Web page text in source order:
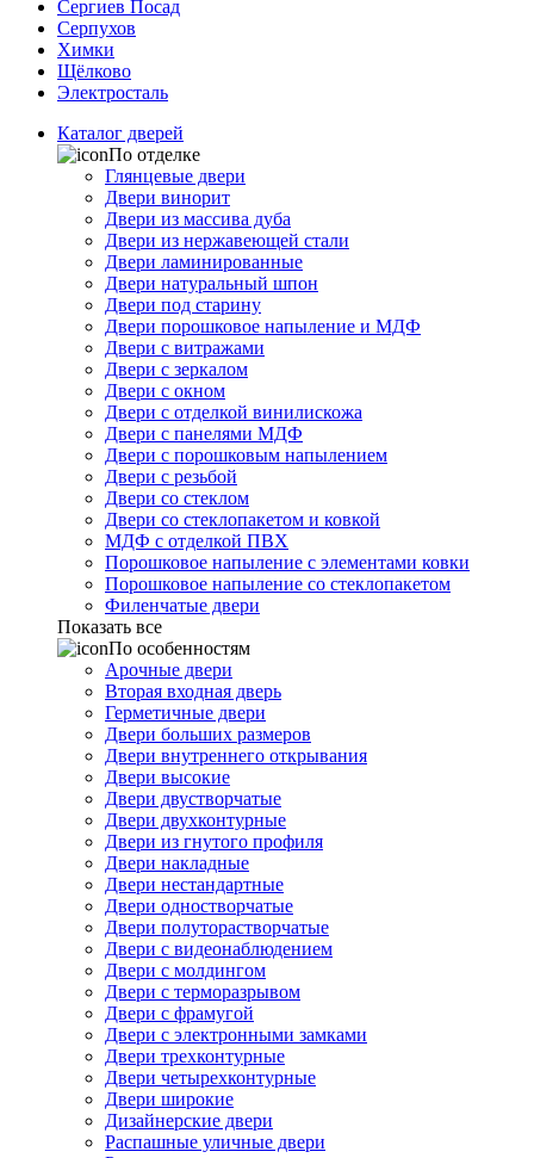
Сергиев Посад
Серпухов
Химки
Щёлково
Электросталь
Каталог дверей
По отделке
Глянцевые двери
Двери винорит
Двери из массива дуба
Двери из нержавеющей стали
Двери ламинированные
Двери натуральный шпон
Двери под старину
Двери порошковое напыление и МДФ
Двери с витражами
Двери с зеркалом
Двери с окном
Двери с отделкой винилискожа
Двери с панелями МДФ
Двери с порошковым напылением
Двери с резьбой
Двери со стеклом
Двери со стеклопакетом и ковкой
МДФ с отделкой ПВХ
Порошковое напыление с элементами ковки
Порошковое напыление со стеклопакетом
Филенчатые двери
Показать все
По особенностям
Арочные двери
Вторая входная дверь
Герметичные двери
Двери больших размеров
Двери внутреннего открывания
Двери высокие
Двери двустворчатые
Двери двухконтурные
Двери из гнутого профиля
Двери накладные
Двери нестандартные
Двери одностворчатые
Двери полуторастворчатые
Двери с видеонаблюдением
Двери с молдингом
Двери с терморазрывом
Двери с фрамугой
Двери с электронными замками
Двери трехконтурные
Двери четырехконтурные
Двери широкие
Дизайнерские двери
Распашные уличные двери